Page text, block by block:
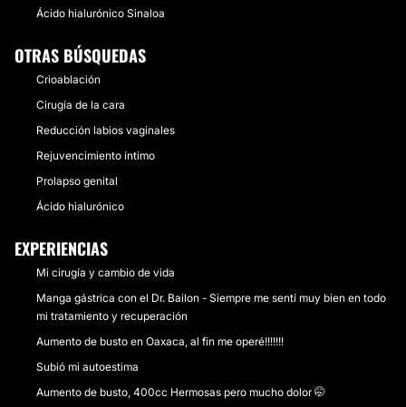
Ácido hialurónico Sinaloa
OTRAS BÚSQUEDAS
Crioablación
Cirugía de la cara
Reducción labios vaginales
Rejuvencimiento íntimo
Prolapso genital
Ácido hialurónico
EXPERIENCIAS
Mi cirugía y cambio de vida
Manga gástrica con el Dr. Bailon - Siempre me sentí muy bien en todo
mi tratamiento y recuperación
Aumento de busto en Oaxaca, al fin me operé!!!!!!!
Subió mi autoestima
Aumento de busto, 400cc Hermosas pero mucho dolor 🤭